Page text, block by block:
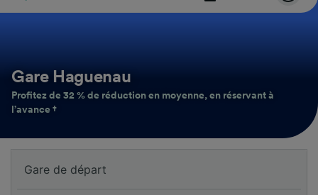
Gare Haguenau
Profitez de 32 % de réduction en moyenne, en réservant à
l’avance †